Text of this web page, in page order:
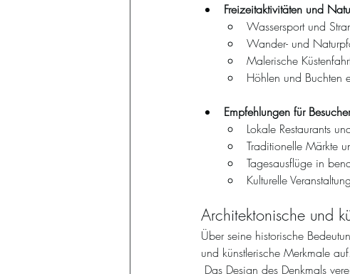
Freizeitaktivitäten und
Wassersport und
Wander- und
Malerische
Höhlen und Buchten
Empfehlungen für
Lokale Restaurants
Traditionelle Märkte
Tagesausflüge in
Kulturelle
Architektonische und
Über seine historische
und künstlerische Merkmale auf.